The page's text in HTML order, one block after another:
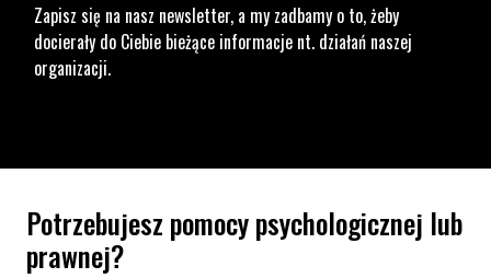
Zapisz się na nasz newsletter, a my zadbamy o to, żeby
docierały do Ciebie bieżące informacje nt. działań naszej
organizacji.
Potrzebujesz pomocy psychologicznej lub
prawnej?